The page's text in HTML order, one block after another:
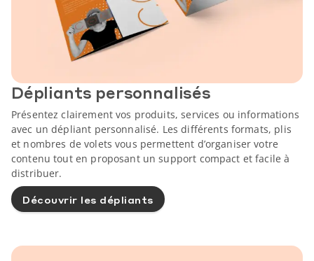
Dépliants personnalisés
Présentez clairement vos produits, services ou informations
avec un dépliant personnalisé. Les différents formats, plis
et nombres de volets vous permettent d’organiser votre
contenu tout en proposant un support compact et facile à
distribuer.
Découvrir les dépliants